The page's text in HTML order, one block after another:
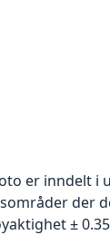
er inndelt i
der
±